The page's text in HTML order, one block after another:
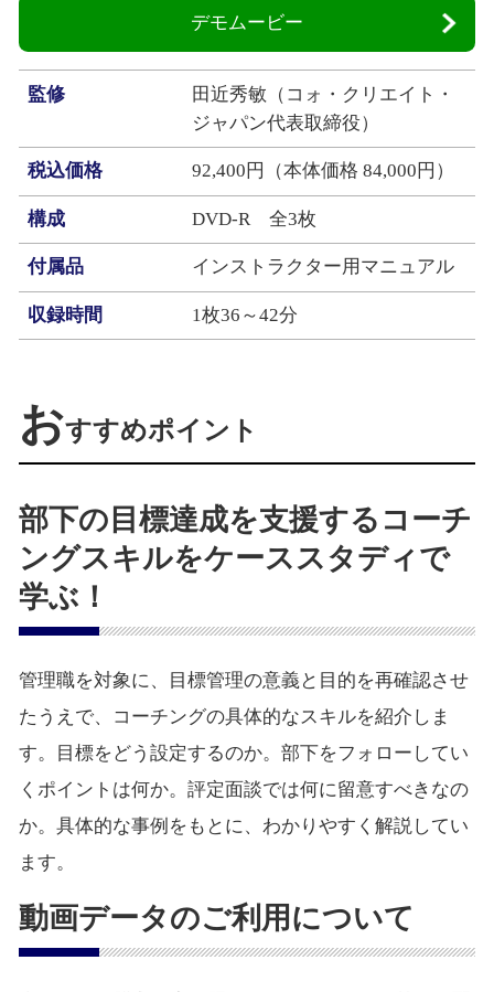
デモムービー
監修
田近秀敏（コォ・クリエイト・
ジャパン代表取締役）
税込価格 92,400円（本体価格 84,000円）
構成 DVD‐R 全3枚
付属品 インストラクター用マニュアル
収録時間 1枚36～42分
おすすめポイント
部下の目標達成を支援するコーチ
ングスキルをケーススタディで
学ぶ！
管理職を対象に、目標管理の意義と目的を再確認させ
たうえで、コーチングの具体的なスキルを紹介しま
す。目標をどう設定するのか。部下をフォローしてい
くポイントは何か。評定面談では何に留意すべきなの
か。具体的な事例をもとに、わかりやすく解説してい
ます。
動画データのご利用について